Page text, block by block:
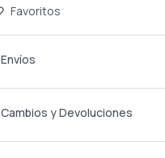
Envíos
Cambios y Devoluciones